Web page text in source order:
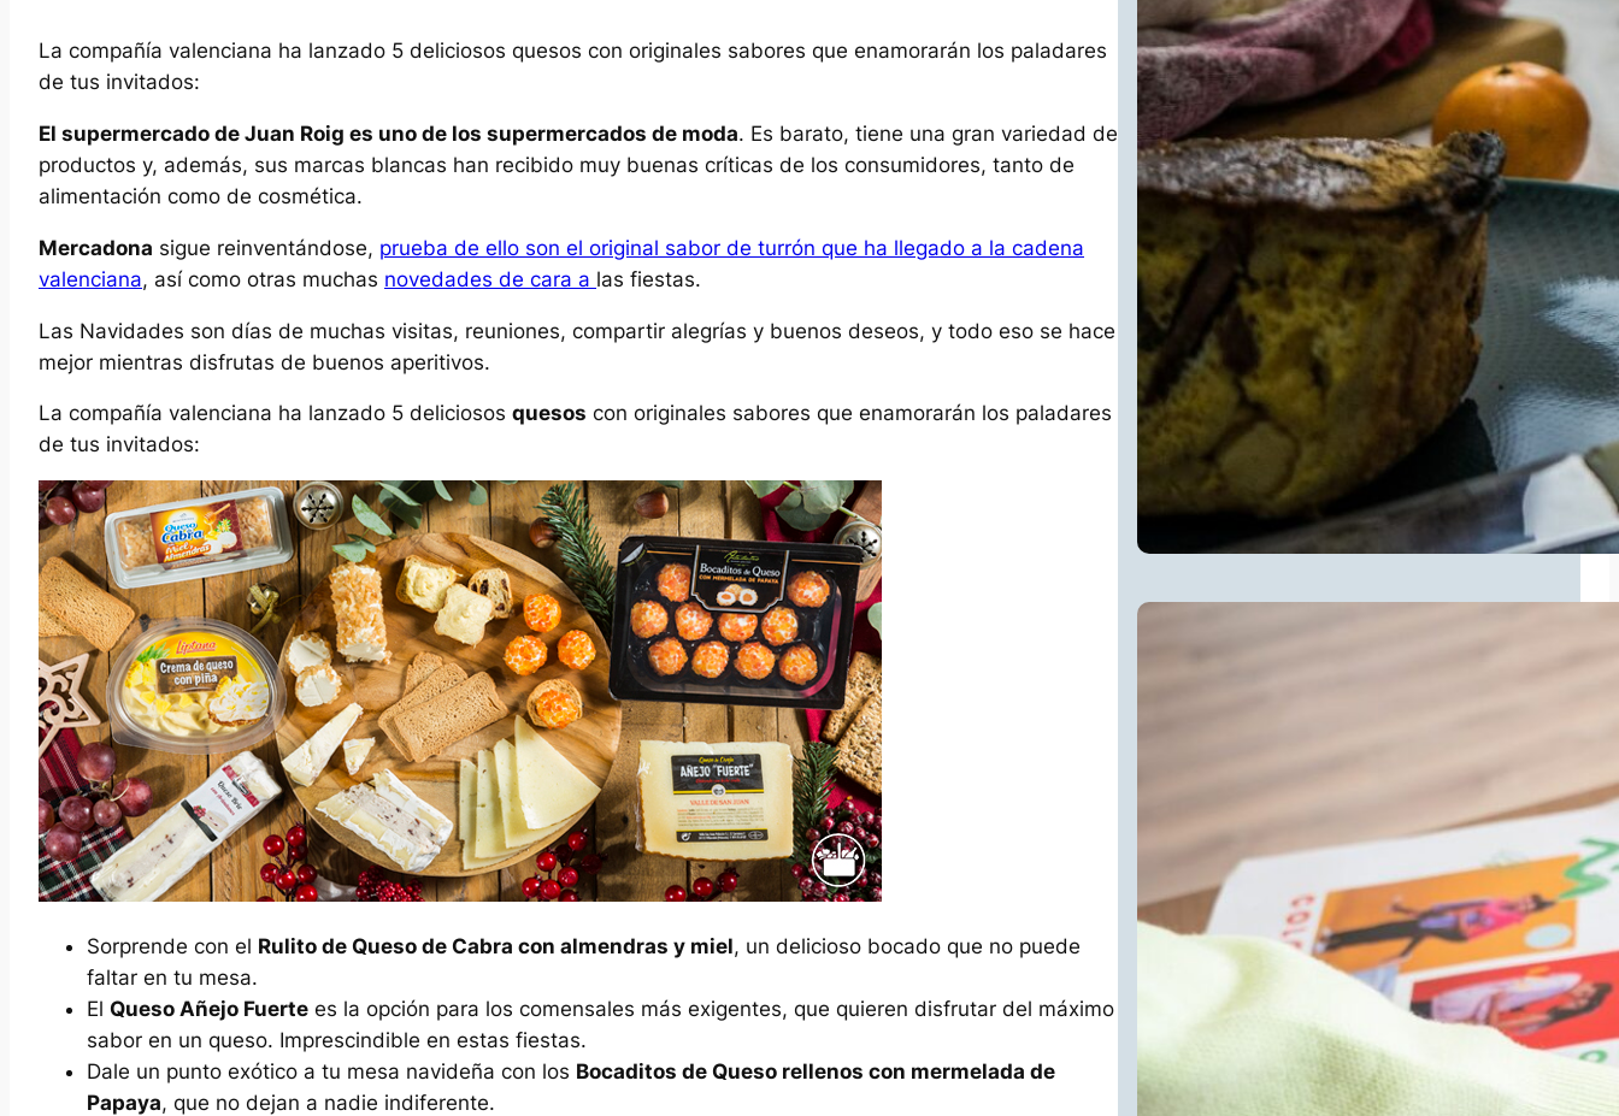
La compañía valenciana ha lanzado 5 deliciosos quesos con originales sabores que enamorarán los paladares
de tus invitados:
El supermercado de Juan Roig es uno de los supermercados de moda. Es barato, tiene una gran variedad de
productos y, además, sus marcas blancas han recibido muy buenas críticas de los consumidores, tanto de
alimentación como de cosmética.
Mercadona sigue reinventándose, prueba de ello son el original sabor de turrón que ha llegado a la cadena
valenciana, así como otras muchas novedades de cara a las fiestas.
Las Navidades son días de muchas visitas, reuniones, compartir alegrías y buenos deseos, y todo eso se hace
mejor mientras disfrutas de buenos aperitivos.
La compañía valenciana ha lanzado 5 deliciosos quesos con originales sabores que enamorarán los paladares
de tus invitados:
Sorprende con el Rulito de Queso de Cabra con almendras y miel, un delicioso bocado que no puede
faltar en tu mesa.
El Queso Añejo Fuerte es la opción para los comensales más exigentes, que quieren disfrutar del máximo
sabor en un queso. Imprescindible en estas fiestas.
Dale un punto exótico a tu mesa navideña con los Bocaditos de Queso rellenos con mermelada de
Papaya, que no dejan a nadie indiferente.